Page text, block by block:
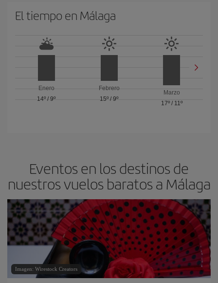
El tiempo en Málaga
Enero
14º /9º
Febrero
15º / 9º
Marzo
17º/ 11º
Eventos en los destinos de
nuestros vuelos baratos a Málaga
Imagen: Wirestock Creators